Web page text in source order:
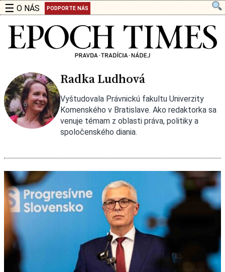
☰ O NÁS PODPORTE NÁS
Radka Ludhová
Vyštudovala Právnickú fakultu Univerzity
Komenského v Bratislave. Ako redaktorka sa
venuje témam z oblasti práva, politiky a
spoločenského diania.